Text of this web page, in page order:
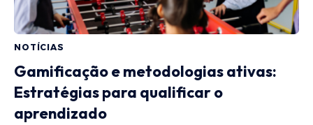
NOTÍCIAS
Gamificação e metodologias ativas:
Estratégias para qualificar o
aprendizado